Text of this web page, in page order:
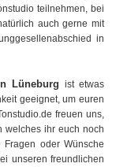
teilnehmen, bei
auch gerne mit
in
Lüneburg ist etwas
geeignet, um euren
freuen uns,
welches ihr euch noch
oder Wünsche
unseren freundlichen